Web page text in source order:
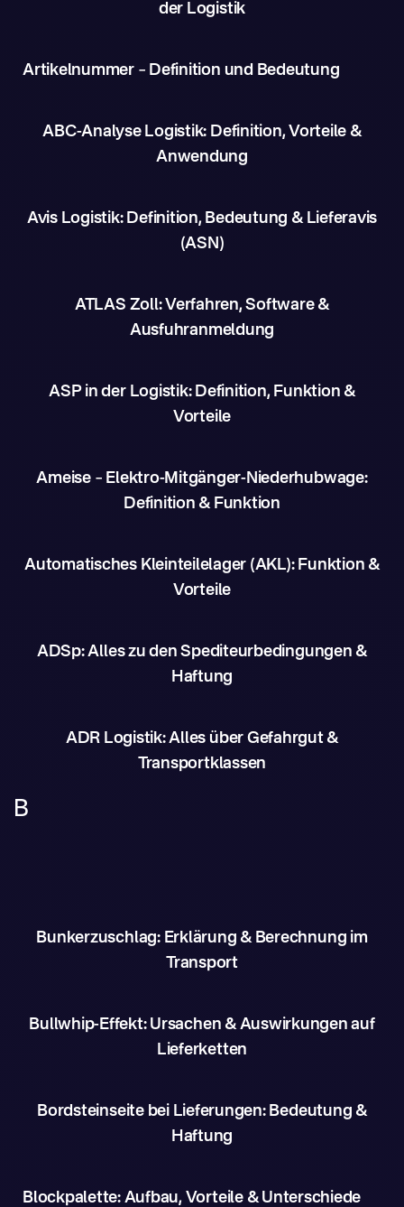
der Logistik
Artikelnummer – Definition und Bedeutung
ABC-Analyse Logistik: Definition, Vorteile &
Anwendung
Avis Logistik: Definition, Bedeutung & Lieferavis
(ASN)
ATLAS Zoll: Verfahren, Software &
Ausfuhranmeldung
ASP in der Logistik: Definition, Funktion &
Vorteile
Ameise – Elektro-Mitgänger-Niederhubwage:
Definition & Funktion
Automatisches Kleinteilelager (AKL): Funktion &
Vorteile
ADSp: Alles zu den Spediteurbedingungen &
Haftung
ADR Logistik: Alles über Gefahrgut &
Transportklassen
B
Bunkerzuschlag: Erklärung & Berechnung im
Transport
Bullwhip-Effekt: Ursachen & Auswirkungen auf
Lieferketten
Bordsteinseite bei Lieferungen: Bedeutung &
Haftung
Blockpalette: Aufbau, Vorteile & Unterschiede